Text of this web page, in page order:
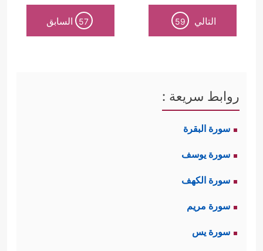
التالي 59
57 السابق
روابط سريعة :
سورة البقرة
سورة يوسف
سورة الكهف
سورة مريم
سورة يس